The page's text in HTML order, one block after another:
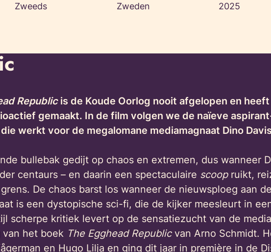
Zweeds
Zweden
2025
Republicis de Koude Oorlog nooit afgelopen en
gemaakt. In de film volgen we de naïeve
werkt voor de megalomane mediamagnaat Dino
bullebak gedijt op chaos en extremen, dus wanneer
centaurs – en daarin een spectaculaire scoop ruikt,
De chaos barst los wanneer de nieuwsploeg aan
is een dystopische sci-fi, die de kijker meesleurt in
scherpe kritiek levert op de sensatiezucht van de
het boek The Egghead Republicvan Arno Schmidt.
en Hugo Lilja en ging dit jaar in première in de